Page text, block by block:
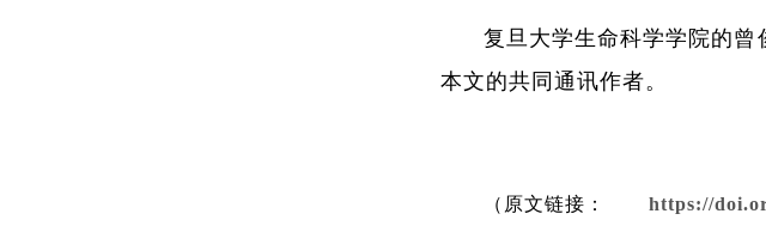
复旦大学生命科学学院的
本文的共同通讯作者。
（原文链接： https://